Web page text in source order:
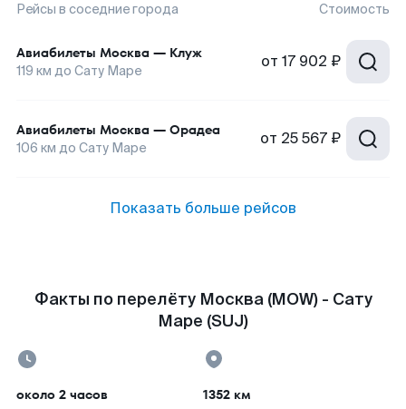
Рейсы в соседние города Стоимость
Авиабилеты Москва — Клуж
119 км до Сату Маре от 17 902 ₽
Авиабилеты Москва — Орадеа
106 км до Сату Маре от 25 567 ₽
Показать больше рейсов
Факты по перелёту Москва (MOW) - Сату
Маре (SUJ)
около 2 часов 1352 км